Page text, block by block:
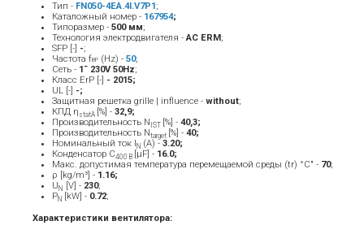
Тип - FN050-4EA.4I.V7P1;
Каталожный номер - 167954;
Типоразмер - 500 мм;
Технология электродвигателя -AC ERM;
SFP [-] -;
Частота fBP (Hz) - 50;
Сеть - 1˜ 230V 50Hz;
Класс ErP [-] - 2015;
UL [-] -;
Защитная решетка grille | influence - without;
КПД η statA [%] - 32,9;
Производительность N IST [%] - 40,3;
Производительность Ntarget [%] - 40;
Номинальный ток Ι Ν (A) - 3.20;
Конденсатор C400 В [μF] - 16.0;
Макс. допустимая температура перемещаемой среды (tr) °C" - 70;
ρ [kg/m³] - 1.16;
UN [V] - 230;
PN [kW] - 0.72;
Характеристики вентилятора: